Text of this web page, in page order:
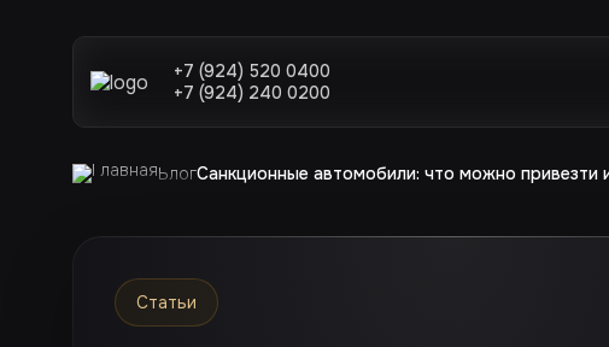
+7 (924) 520 0400
+7 (924) 240 0200
БлогСанкционные автомобили: что можно привезти
Статьи